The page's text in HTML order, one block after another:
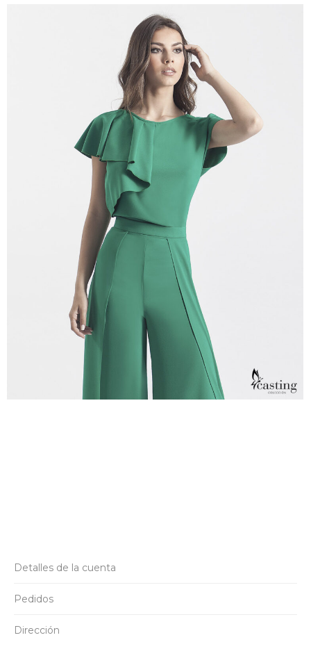
Detalles de la cuenta
Pedidos
Dirección